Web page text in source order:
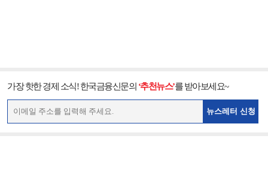
가장 핫한 경제 소식! 한국금융신문의 ‘추천뉴스’를 받아보세요~
뉴스레터 신청